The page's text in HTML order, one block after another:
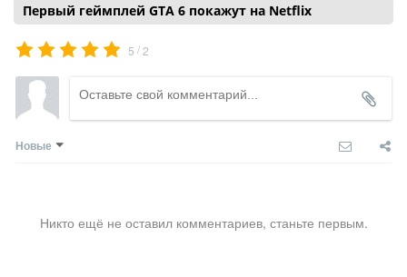
Первый геймплей GTA 6 покажут на Netflix
5 /2
Новые
Никто ещё не оставил комментариев, станьте первым.